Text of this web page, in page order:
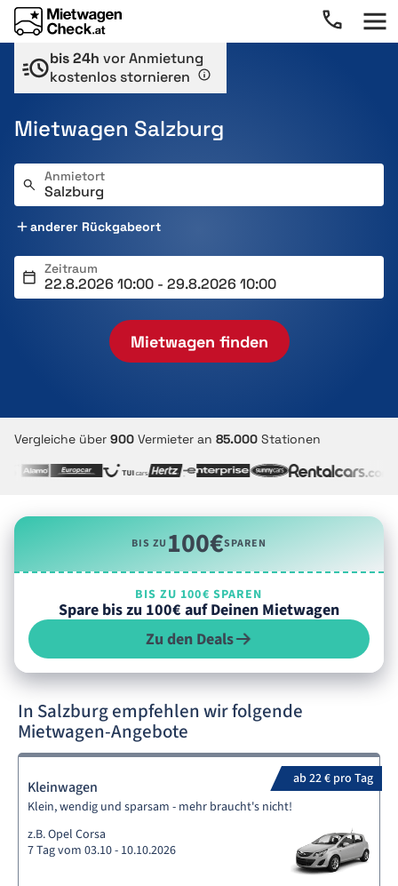
bis 24h vor Anmietung
kostenlos stornieren
Mietwagen Salzburg
Anmietort
anderer Rückgabeort
Zeitraum
Mietwagen finden
Vergleiche über 900 Vermieter an 85.000 Stationen
BIS ZU100€SPAREN
BIS ZU 100€ SPAREN
Spare bis zu 100€ auf Deinen Mietwagen
Zu den Deals
In Salzburg empfehlen wir folgende
Mietwagen-Angebote
ab 22 € pro Tag
Kleinwagen
Klein, wendig und sparsam - mehr braucht's nicht!
z.B. Opel Corsa
7 Tag vom 03.10 - 10.10.2026